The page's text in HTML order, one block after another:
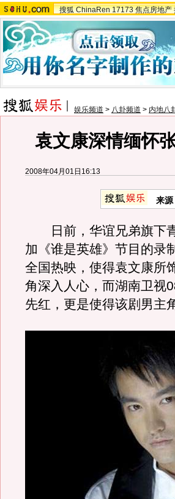
搜狐 ChinaRen 17173 焦点房地产
娱乐频道 > 八卦频道 > 内地八
袁文康深情缅怀
2008年04月01日16:13
来源
日前，华谊兄弟旗下青
加《谁是英雄》节目的录
全国热映，使得袁文康所
角深入人心，而湖南卫视
先红，更是使得该剧男主